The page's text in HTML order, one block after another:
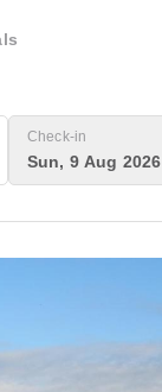
Check-in
Sun, 9 Aug 2026